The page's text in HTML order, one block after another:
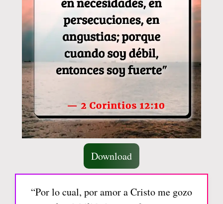
Download
“Por lo cual, por amor a Cristo me gozo